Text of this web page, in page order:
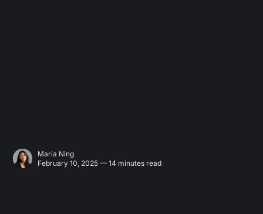
Maria Ning
February 10, 2025 — 14 minutes read